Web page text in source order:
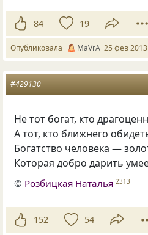
84 19
Опубликовала MaVrA 25 фев 2013
#429130
Не тот богат, кто
А тот, кто ближнего
Богатство человека —
Которая добро дарить
© Розбицкая Наталья 2313
152 54